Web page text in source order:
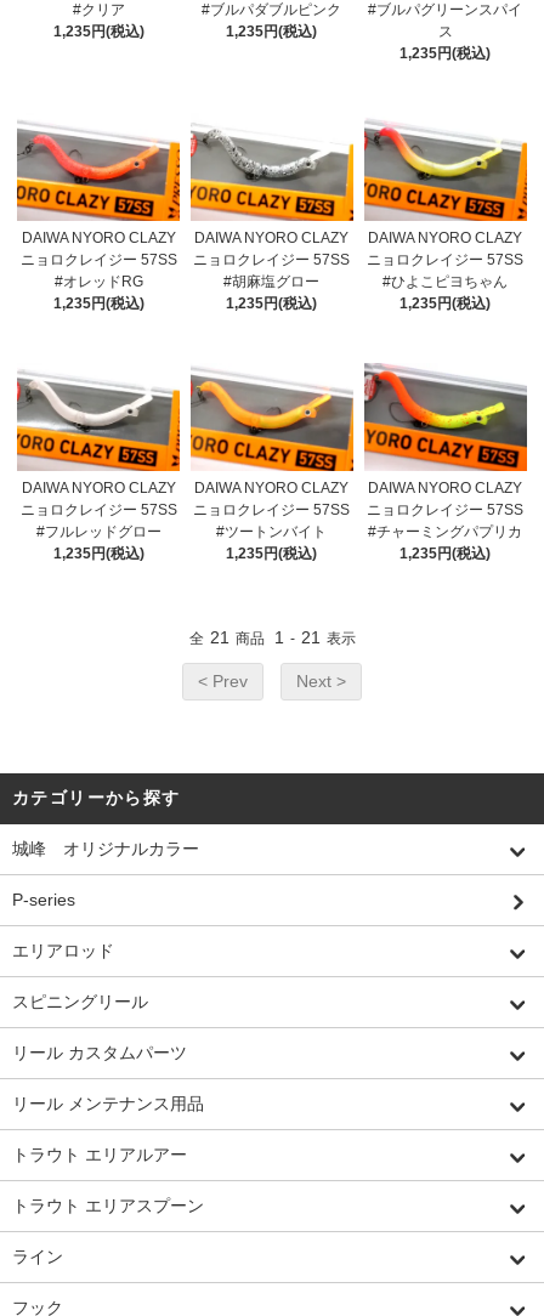
#クリア
1,235円(税込)
#ブルパダブルピンク
1,235円(税込)
#ブルパグリーンスパイ
ス
1,235円(税込)
DAIWA NYORO CLAZY
ニョロクレイジー 57SS
#オレッドRG
1,235円(税込)
DAIWA NYORO CLAZY
ニョロクレイジー 57SS
#胡麻塩グロー
1,235円(税込)
DAIWA NYORO CLAZY
ニョロクレイジー 57SS
#ひよこピヨちゃん
1,235円(税込)
DAIWA NYORO CLAZY
ニョロクレイジー 57SS
#フルレッドグロー
1,235円(税込)
DAIWA NYORO CLAZY
ニョロクレイジー 57SS
#ツートンバイト
1,235円(税込)
DAIWA NYORO CLAZY
ニョロクレイジー 57SS
#チャーミングパプリカ
1,235円(税込)
全 21 商品 1 - 21 表示
< Prev Next >
カテゴリーから探す
城峰 オリジナルカラー
P-series
エリアロッド
スピニングリール
リール カスタムパーツ
リール メンテナンス用品
トラウト エリアルアー
トラウト エリアスプーン
ライン
フック